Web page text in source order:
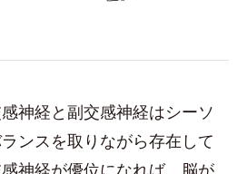
神経と副交感神経はシーソ
ンスを取りながら存在して
神経が優位になれば、脳が